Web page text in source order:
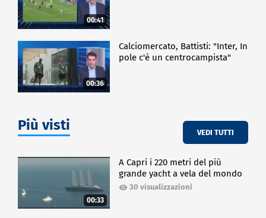
00:41
00:36
Calciomercato, Battisti: "Inter, In
pole c'è un centrocampista"
Più visti VEDI TUTTI
00:33
A Capri i 220 metri del più
grande yacht a vela del mondo
30 visualizzazioni